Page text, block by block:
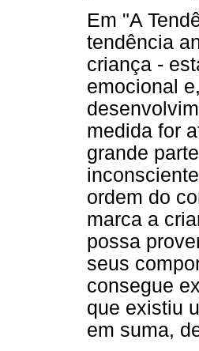
Em "A
tendência
criança -
emocional
medida for
grande
ordem do
marca a
possa
seus
consegue
que existiu
em suma,